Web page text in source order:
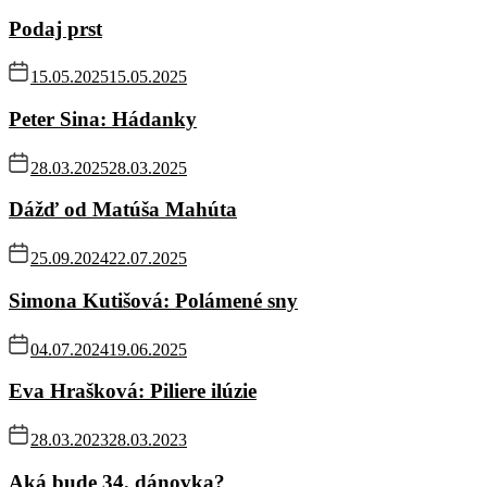
Podaj prst
15.05.202515.05.2025
Peter Sina: Hádanky
28.03.202528.03.2025
Dážď od Matúša Mahúta
25.09.202422.07.2025
Simona Kutišová: Polámené sny
04.07.202419.06.2025
Eva Hrašková: Piliere ilúzie
28.03.202328.03.2023
Aká bude 34. dánovka?